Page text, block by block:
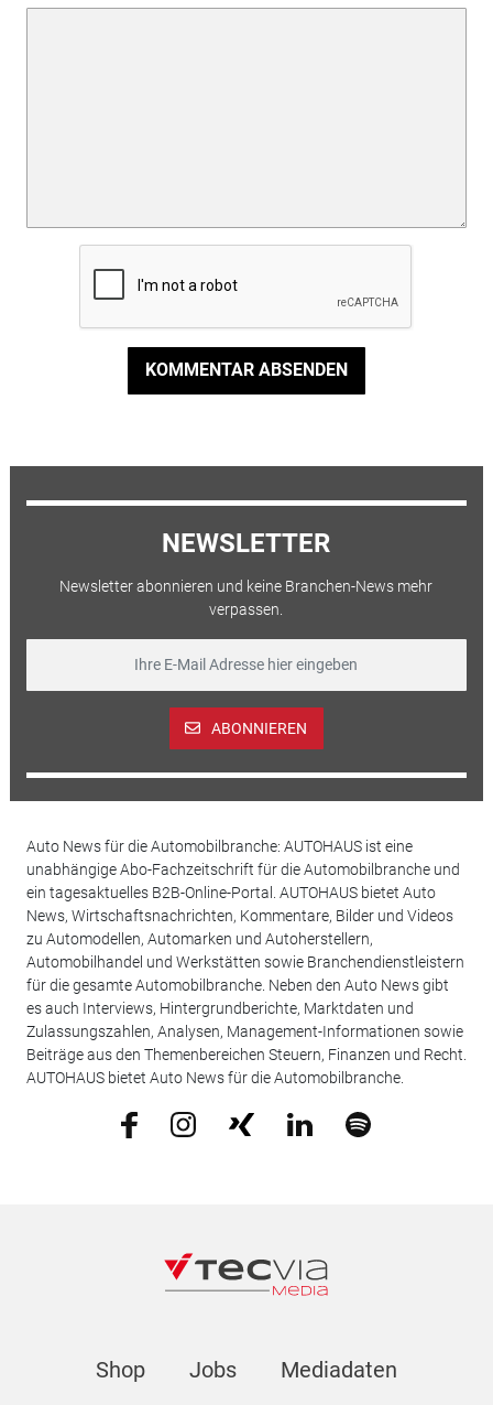
KOMMENTAR ABSENDEN
NEWSLETTER
Newsletter abonnieren und keine Branchen-News mehr
verpassen.
ABONNIEREN
Auto News für die Automobilbranche: AUTOHAUS ist eine
unabhängige Abo-Fachzeitschrift für die Automobilbranche und
ein tagesaktuelles B2B-Online-Portal. AUTOHAUS bietet Auto
News, Wirtschaftsnachrichten, Kommentare, Bilder und Videos
zu Automodellen, Automarken und Autoherstellern,
Automobilhandel und Werkstätten sowie Branchendienstleistern
für die gesamte Automobilbranche. Neben den Auto News gibt
es auch Interviews, Hintergrundberichte, Marktdaten und
Zulassungszahlen, Analysen, Management-Informationen sowie
Beiträge aus den Themenbereichen Steuern, Finanzen und Recht.
AUTOHAUS bietet Auto News für die Automobilbranche.
Shop Jobs Mediadaten